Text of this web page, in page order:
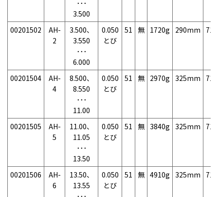
･･･
3.500
00201502
AH-
2
3.500、
3.550
･･･
6.000
0.050
とび
51 無 1720g 290mm
00201504
AH-
4
8.500、
8.550
･･･
11.00
0.050
とび
51 無 2970g 325mm
00201505
AH-
5
11.00、
11.05
･･･
13.50
0.050
とび
51 無 3840g 325mm
00201506
AH-
6
13.50、
13.55
0.050
とび
51 無 4910g 325mm